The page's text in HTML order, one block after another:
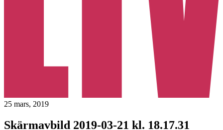
25 mars, 2019
Skärmavbild 2019-03-21 kl. 18.17.31